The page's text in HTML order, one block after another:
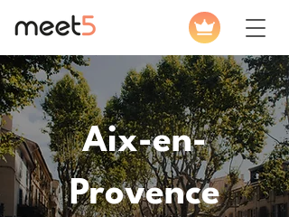
Aix-en-
Provence